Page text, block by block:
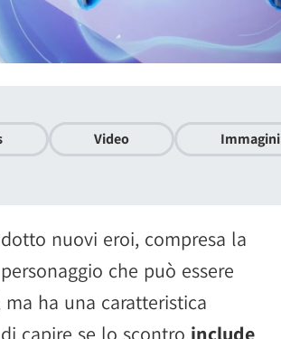
Video Immagini
nuovi eroi, compresa la
che può essere
ha una caratteristica
capire se lo scontro include